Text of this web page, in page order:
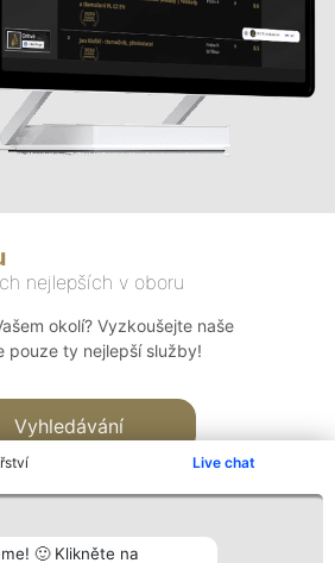
Live chat
🙂 Klikněte na
nejlepších v oboru
okolí? Vyzkoušejte naše
pouze ty nejlepší služby!
Vyhledávání